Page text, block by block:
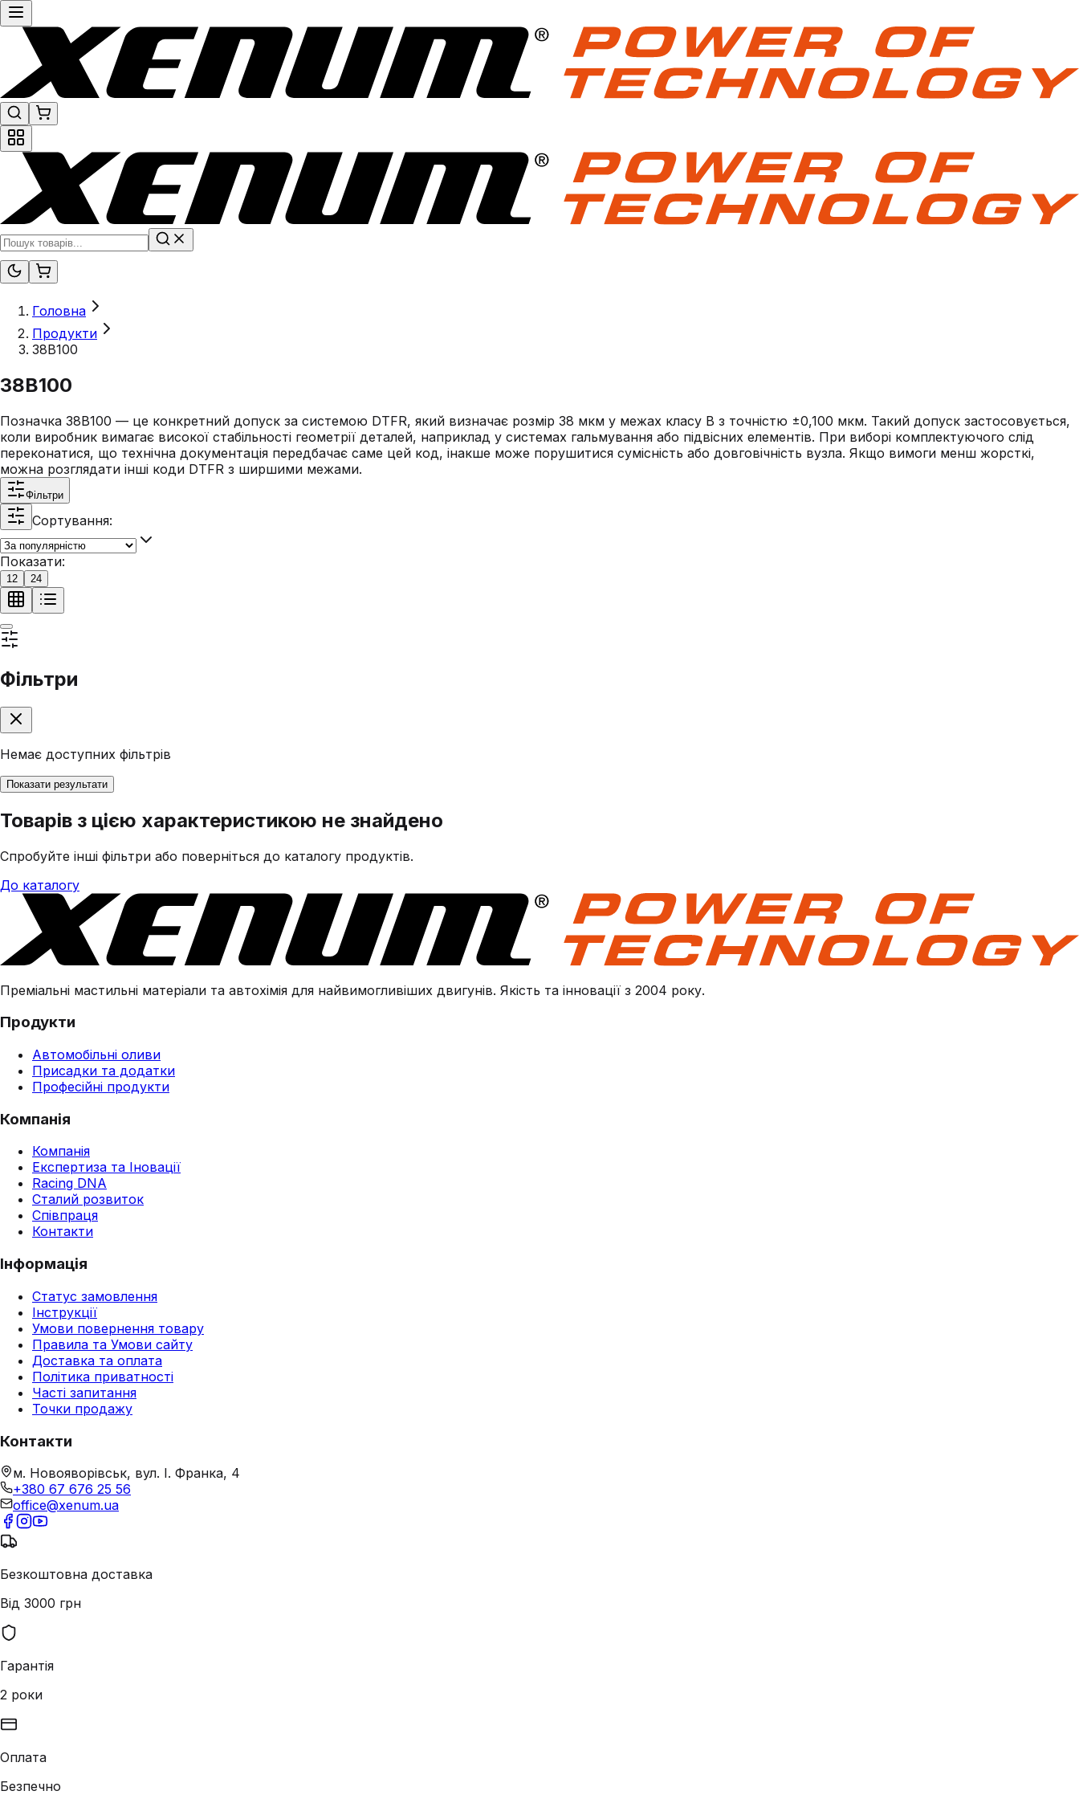
Головна
Продукти
38B100
38B100
Позначка 38B100 — це конкретний допуск за системою DTFR, який визначає розмір 38 мкм у межах класу B з точністю ±0,100 мкм. Такий допуск застосовується,
коли виробник вимагає високої стабільності геометрії деталей, наприклад у системах гальмування або підвісних елементів. При виборі комплектуючого слід
переконатися, що технічна документація передбачає саме цей код, інакше може порушитися сумісність або довговічність вузла. Якщо вимоги менш жорсткі,
можна розглядати інші коди DTFR з ширшими межами.
Фільтри
Сортування:
Показати:
12 24
Фільтри
Немає доступних фільтрів
Показати результати
Товарів з цією характеристикою не знайдено
Спробуйте інші фільтри або поверніться до каталогу продуктів.
До каталогу
Преміальні мастильні матеріали та автохімія для найвимогливіших двигунів. Якість та інновації з 2004 року.
Продукти
Автомобільні оливи
Присадки та додатки
Професійні продукти
Компанія
Компанія
Експертиза та Іновації
Racing DNA
Сталий розвиток
Співпраця
Контакти
Інформація
Статус замовлення
Інструкції
Умови повернення товару
Правила та Умови сайту
Доставка та оплата
Політика приватності
Часті запитання
Точки продажу
Контакти
м. Новояворівськ, вул. І. Франка, 4
+380 67 676 25 56
office@xenum.ua
Безкоштовна доставка
Від 3000 грн
Гарантія
2 роки
Оплата
Безпечно